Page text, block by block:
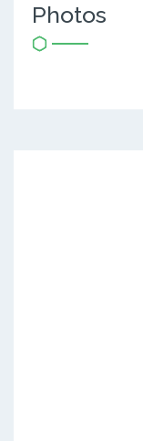
Photos